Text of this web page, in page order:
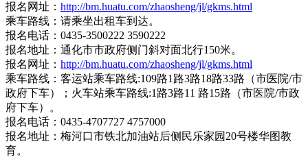
报名网址： http://bm.huatu.com/zhaosheng/jl/gkms.html
乘车路线：请乘坐出租车到达。
报名电话：0435-3500222 3590222
报名地址：通化市市政府侧门斜对面北行150米。
报名网址： http://bm.huatu.com/zhaosheng/jl/gkms.html
乘车路线：客运站乘车路线:109路1路3路18路33路（市医院/市
政府下车）；火车站乘车路线:1路3路11 路15路（市医院/市政
府下车）。
报名电话：0435-4707727 4757000
报名地址：梅河口市铁北加油站后侧民乐家园20号楼华图教
育。